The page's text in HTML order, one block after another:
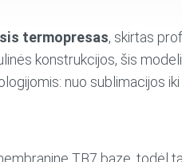
termopresas, skirtas
konstrukcijos, šis
nuo sublimacijos
TB7 baze, todėl